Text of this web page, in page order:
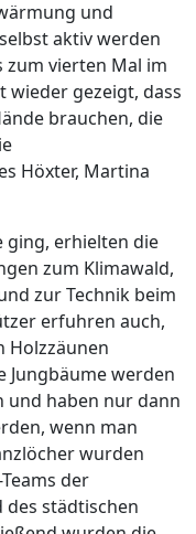
und
aktiv werden
zum vierten Mal im
gezeigt, dass
brauchen, die
Höxter, Martina
ging, erhielten die
zum Klimawald,
zur Technik beim
erfuhren auch,
Holzzäunen
Jungbäume werden
und haben nur dann
wenn man
wurden
der
des städtischen